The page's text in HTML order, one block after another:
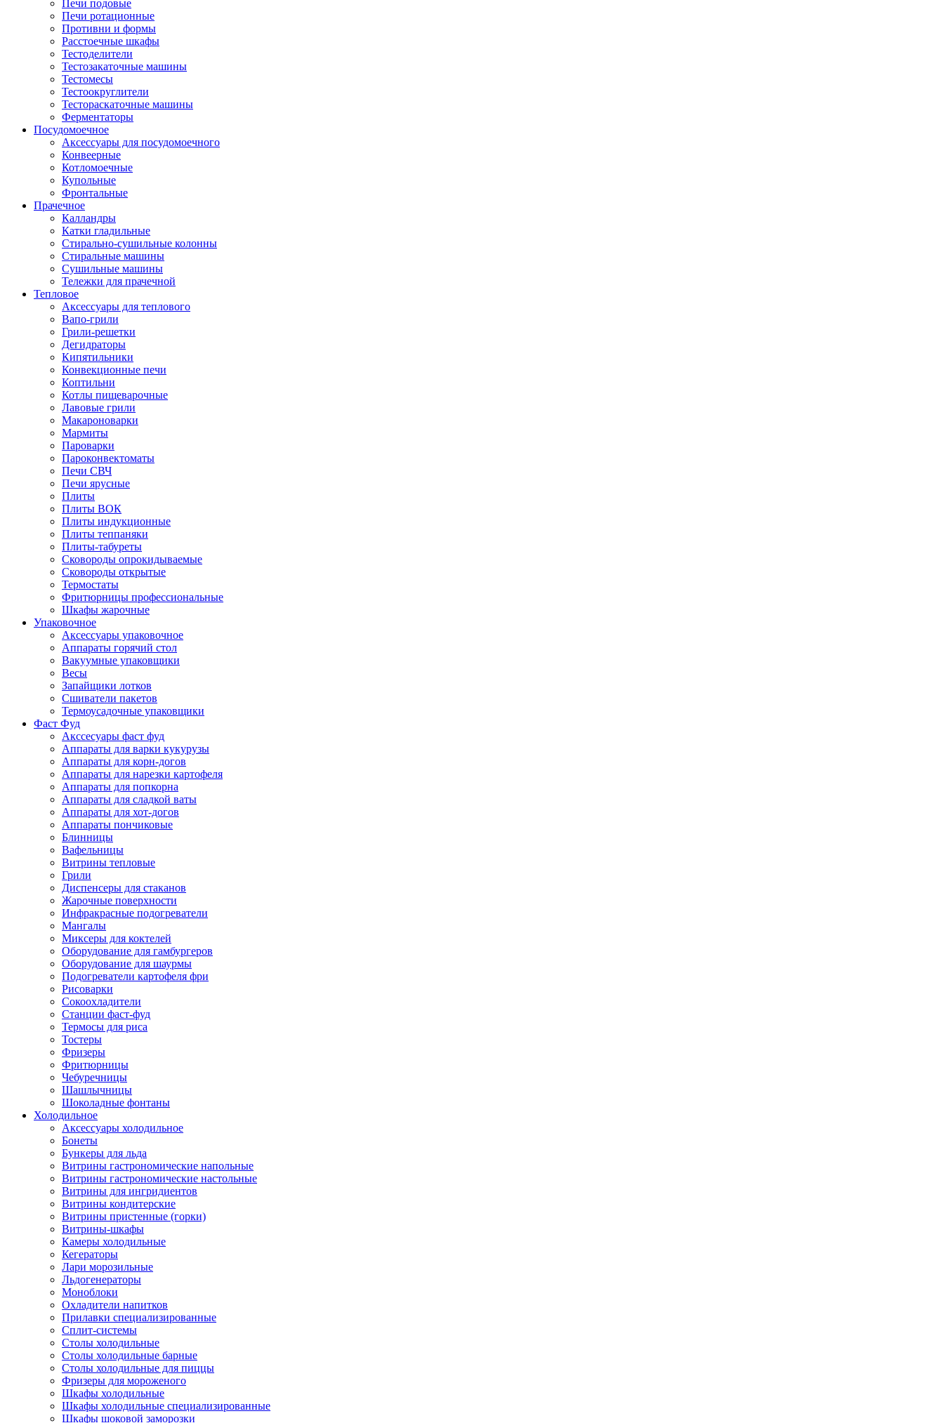
Печи подовые
Печи ротационные
Противни и формы
Расстоечные шкафы
Тестоделители
Тестозакаточные машины
Тестомесы
Тестоокруглители
Тестораскаточные машины
Ферментаторы
Посудомоечное
Аксессуары для посудомоечного
Конвеерные
Котломоечные
Купольные
Фронтальные
Прачечное
Калландры
Катки гладильные
Стирально-сушильные колонны
Стиральные машины
Сушильные машины
Тележки для прачечной
Тепловое
Аксессуары для теплового
Вапо-грили
Грили-решетки
Дегидраторы
Кипятильники
Конвекционные печи
Коптильни
Котлы пищеварочные
Лавовые грили
Макароноварки
Мармиты
Пароварки
Пароконвектоматы
Печи СВЧ
Печи ярусные
Плиты
Плиты ВОК
Плиты индукционные
Плиты теппаняки
Плиты-табуреты
Сковороды опрокидываемые
Сковороды открытые
Термостаты
Фритюрницы профессиональные
Шкафы жарочные
Упаковочное
Аксессуары упаковочное
Аппараты горячий стол
Вакуумные упаковщики
Весы
Запайщики лотков
Сшиватели пакетов
Термоусадочные упаковщики
Фаст Фуд
Акссесуары фаст фуд
Аппараты для варки кукурузы
Аппараты для корн-догов
Аппараты для нарезки картофеля
Аппараты для попкорна
Аппараты для сладкой ваты
Аппараты для хот-догов
Аппараты пончиковые
Блинницы
Вафельницы
Витрины тепловые
Грили
Диспенсеры для стаканов
Жарочные поверхности
Инфракрасные подогреватели
Мангалы
Миксеры для коктелей
Оборудование для гамбургеров
Оборудование для шаурмы
Подогреватели картофеля фри
Рисоварки
Сокоохладители
Станции фаст-фуд
Термосы для риса
Тостеры
Фризеры
Фритюрницы
Чебуречницы
Шашлычницы
Шоколадные фонтаны
Холодильное
Аксессуары холодильное
Бонеты
Бункеры для льда
Витрины гастрономические напольные
Витрины гастрономические настольные
Витрины для ингридиентов
Витрины кондитерские
Витрины пристенные (горки)
Витрины-шкафы
Камеры холодильные
Кегераторы
Лари морозильные
Льдогенераторы
Моноблоки
Охладители напитков
Прилавки специализированные
Сплит-системы
Столы холодильные
Столы холодильные барные
Столы холодильные для пиццы
Фризеры для мороженого
Шкафы холодильные
Шкафы холодильные специализированные
Шкафы шоковой заморозки